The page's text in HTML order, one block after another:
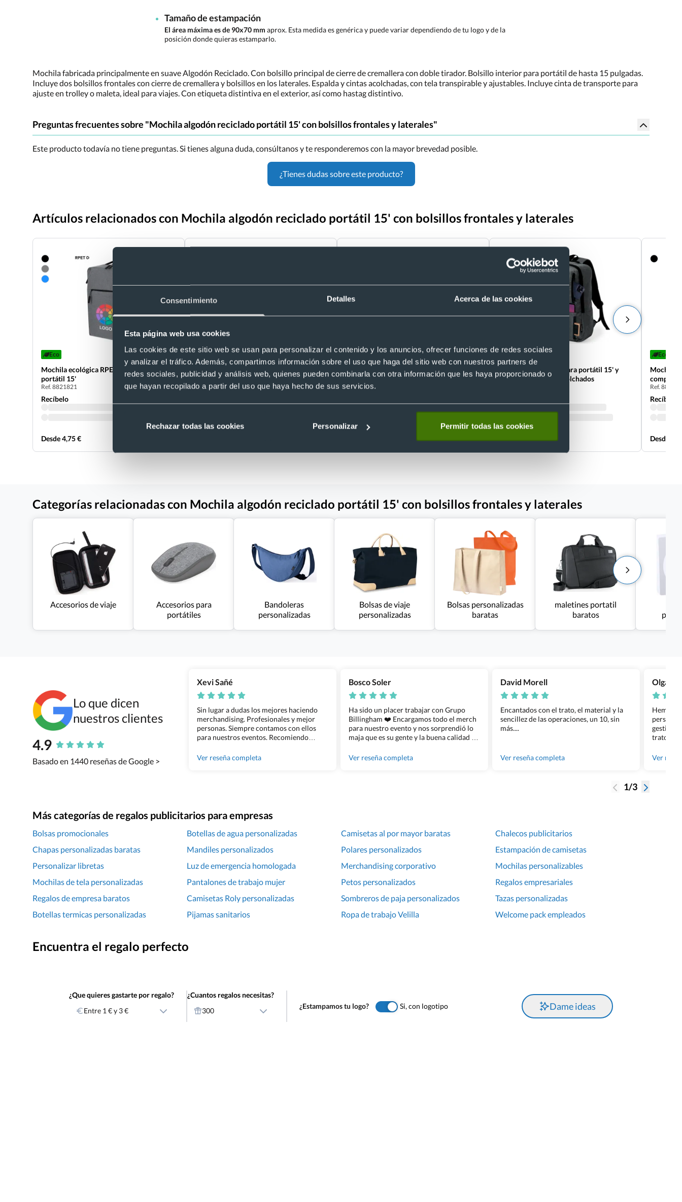
Consentimiento Detalles Acerca de las cookies
Esta página web usa cookies
Las cookies de este sitio web se usan para personalizar el contenido y los anuncios, ofrecer funciones de redes sociales
y analizar el tráfico. Además, compartimos información sobre el uso que haga del sitio web con nuestros partners de
redes sociales, publicidad y análisis web, quienes pueden combinarla con otra información que les haya proporcionado o
que hayan recopilado a partir del uso que haya hecho de sus servicios.
Rechazar todas las cookies Personalizar Permitir todas las cookies
Tamaño de estampación
El área máxima es de 90x70 mm aprox. Esta medida es genérica y puede variar dependiendo de tu logo y de la
posición donde quieras estamparlo.
Mochila fabricada principalmente en suave Algodón Reciclado. Con bolsillo principal de cierre de cremallera con doble tirador. Bolsillo interior para portátil de hasta 15 pulgadas.
Incluye dos bolsillos frontales con cierre de cremallera y bolsillos en los laterales. Espalda y cintas acolchadas, con tela transpirable y ajustables. Incluye cinta de transporte para
ajuste en trolley o maleta, ideal para viajes. Con etiqueta distintiva en el exterior, así como hastag distintivo.
Preguntas frecuentes sobre "Mochila algodón reciclado portátil 15' con bolsillos frontales y laterales"
Este producto todavía no tiene preguntas. Si tienes alguna duda, consúltanos y te responderemos con la mayor brevedad posible.
¿Tienes dudas sobre este producto?
Artículos relacionados con Mochila algodón reciclado portátil 15' con bolsillos frontales y laterales
Eco
Mochila ecológica RPET 600D para
portátil 15'
Ref. 8821821
Recíbelo
Desde 4,75 €
Mochila personalizada PU acolchada para
portátil 15' gran capacidad
Ref. 8821372
Recíbelo
Eco
Mochila eco para portátil 15"
personalizada de RPET 600D
Ref. 886451
Eco
Mochila 600D RPET para portátil 15' y
tablet con bolsillos acolchados
Desde 8,03 €
Eco
Mochila
15'
Ref.
Recíbelo
Desde
Categorías relacionadas con Mochila algodón reciclado portátil 15' con bolsillos frontales y laterales
Accesorios de viaje
Accesorios para
portátiles
Bandoleras
personalizadas
Bolsas de viaje
personalizadas
Bolsas personalizadas
baratas
maletines portatil
baratos
Lo que dicen
nuestros clientes
4.9
Basado en 1440 reseñas de Google >
Xevi Sañé
Sin lugar a dudas los mejores haciendo
merchandising. Profesionales y mejor
personas. Siempre contamos con ellos
para nuestros eventos. Recomiendo
Ver reseña completa
Bosco Soler
Ha sido un placer trabajar con Grupo
Billingham ❤️ Encargamos todo el merch
para nuestro evento y nos sorprendió lo
maja que es su gente y la buena calidad de
100% recomendado!!
Ver reseña completa
David Morell
Encantados con el trato, el material y la
sencillez de las operaciones, un 10, sin
más....
Ver reseña completa
Olga
Hemos
gestión
trato
gente
Ver
1/3
Más categorías de regalos publicitarios para empresas
Bolsas promocionales Botellas de agua personalizadas Camisetas al por mayor baratas
Chalecos publicitarios
Chapas personalizadas baratas
Mandiles personalizados Polares personalizados
Estampación de camisetas
Personalizar libretas
Luz de emergencia homologada Merchandising corporativo
Mochilas personalizables
Mochilas de tela personalizadas
Pantalones de trabajo mujer Petos personalizados
Regalos empresariales
Regalos de empresa baratos
Camisetas Roly personalizadas Sombreros de paja personalizados
Tazas personalizadas
Botellas termicas personalizadas
Pijamas sanitarios Ropa de trabajo Velilla Welcome pack empleados
Encuentra el regalo perfecto
¿Que quieres gastarte por regalo?
Entre 1 € y 3 €
¿Cuantos regalos necesitas?
300
¿Estampamos tu logo? Si, con logotipo Dame ideas